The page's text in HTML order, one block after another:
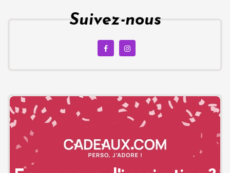
Suivez-nous